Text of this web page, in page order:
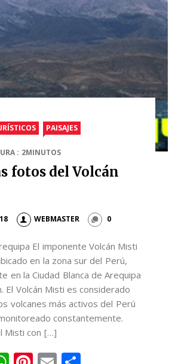
PAISAJES
: 2MINUTOS
fotos del Volcán
WEBMASTER 0
El imponente Volcán Misti
en la zona sur del Perú,
en la Ciudad Blanca de Arequipa
El Volcán Misti es considerado
volcanes más activos del Perú
constantemente.
Misti con […]